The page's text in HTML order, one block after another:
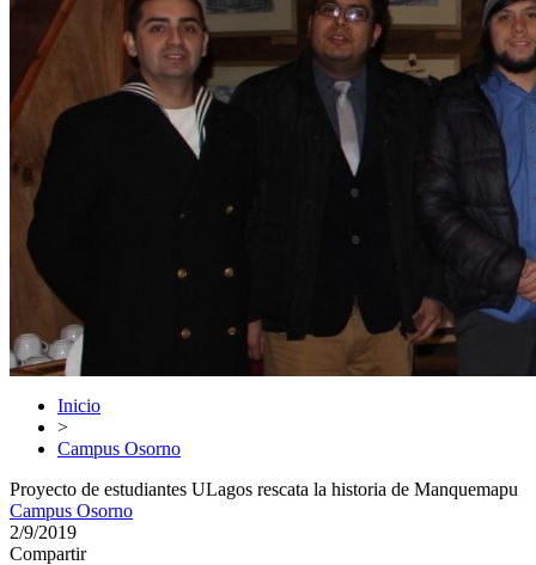
Inicio
>
Campus Osorno
Proyecto de estudiantes ULagos rescata la historia de Manquemapu
Campus Osorno
2/9/2019
Compartir